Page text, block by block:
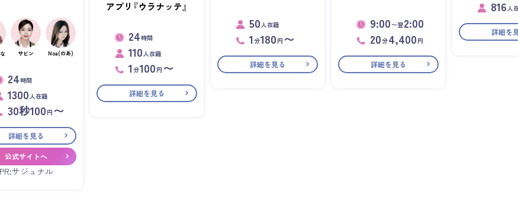
サビン Noa(のあ)
24 時間
1300人在籍
30秒100 円 〜
詳細を見る
公式サイトへ
PR:サジュナル
アプリ『ウラナッテ』
24 時間
110人在籍
1分100 円 〜
詳細を見る
50人在籍
1分180 円 〜
詳細を見る
9:00 〜翌2:00
20分4,400 円
詳細を見る
816人
詳細を